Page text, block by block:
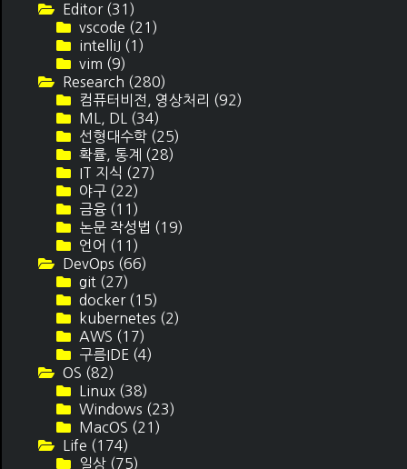
Editor (31)
vscode (21)
intelliJ (1)
vim (9)
Research (280)
컴퓨터비전, 영상처리 (92)
ML, DL (34)
선형대수학 (25)
확률, 통계 (28)
IT 지식 (27)
야구 (22)
금융 (11)
논문 작성법 (19)
언어 (11)
DevOps (66)
git (27)
docker (15)
kubernetes (2)
AWS (17)
구름IDE (4)
OS (82)
Linux (38)
Windows (23)
MacOS (21)
Life (174)
일상 (75)